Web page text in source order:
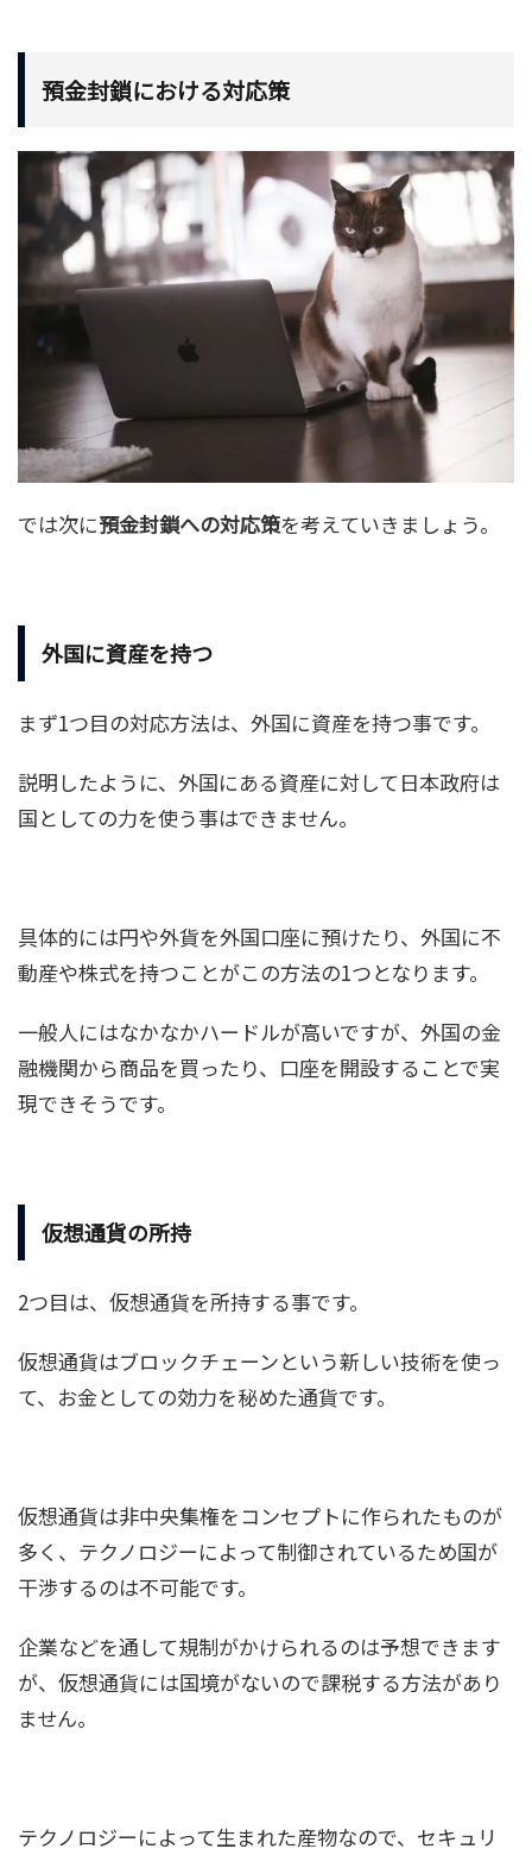
預金封鎖における対応策
では次に預金封鎖への対応策を考えていきましょう。
外国に資産を持つ
まず1つ目の対応方法は、外国に資産を持つ事です。
説明したように、外国にある資産に対して日本政府は
国としての力を使う事はできません。
具体的には円や外貨を外国口座に預けたり、外国に不
動産や株式を持つことがこの方法の1つとなります。
一般人にはなかなかハードルが高いですが、外国の金
融機関から商品を買ったり、口座を開設することで実
現できそうです。
仮想通貨の所持
2つ目は、仮想通貨を所持する事です。
仮想通貨はブロックチェーンという新しい技術を使っ
て、お金としての効力を秘めた通貨です。
仮想通貨は非中央集権をコンセプトに作られたものが
多く、テクノロジーによって制御されているため国が
干渉するのは不可能です。
企業などを通して規制がかけられるのは予想できます
が、仮想通貨には国境がないので課税する方法があり
ません。
テクノロジーによって生まれた産物なので、セキュリ